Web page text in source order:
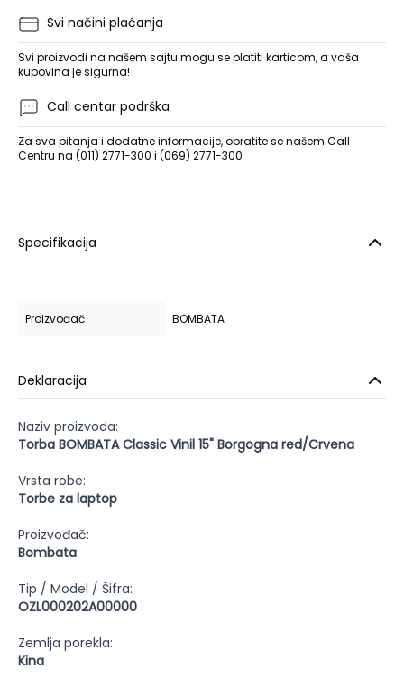
Svi načini plaćanja
Svi proizvodi na našem sajtu mogu se platiti karticom, a vaša
kupovina je sigurna!
Call centar podrška
Za sva pitanja i dodatne informacije, obratite se našem Call
Centru na (011) 2771-300 i (069) 2771-300
Specifikacija
Proizvođač BOMBATA
Deklaracija
Naziv proizvoda:
Torba BOMBATA Classic Vinil 15" Borgogna red/Crvena
Vrsta robe:
Torbe za laptop
Proizvođač:
Bombata
Tip / Model / Šifra:
OZL000202A00000
Zemlja porekla:
Kina